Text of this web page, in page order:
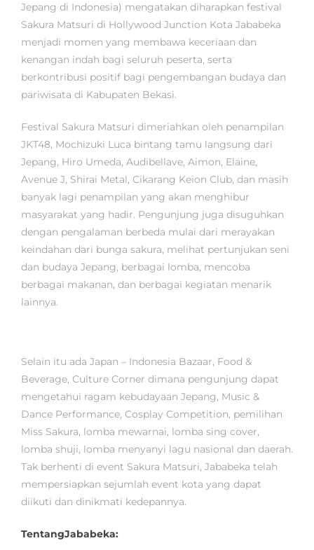
Jepang di Indonesia) mengatakan diharapkan festival
Sakura Matsuri di Hollywood Junction Kota Jababeka
menjadi momen yang membawa keceriaan dan
kenangan indah bagi seluruh peserta, serta
berkontribusi positif bagi pengembangan budaya dan
pariwisata di Kabupaten Bekasi.
Festival Sakura Matsuri dimeriahkan oleh penampilan
JKT48, Mochizuki Luca bintang tamu langsung dari
Jepang, Hiro Umeda, Audibellave, Aimon, Elaine,
Avenue J, Shirai Metal, Cikarang Keion Club, dan masih
banyak lagi penampilan yang akan menghibur
masyarakat yang hadir. Pengunjung juga disuguhkan
dengan pengalaman berbeda mulai dari merayakan
keindahan dari bunga sakura, melihat pertunjukan seni
dan budaya Jepang, berbagai lomba, mencoba
berbagai makanan, dan berbagai kegiatan menarik
lainnya.
Selain itu ada Japan – Indonesia Bazaar, Food &
Beverage, Culture Corner dimana pengunjung dapat
mengetahui ragam kebudayaan Jepang, Music &
Dance Performance, Cosplay Competition, pemilihan
Miss Sakura, lomba mewarnai, lomba sing cover,
lomba shuji, lomba menyanyi lagu nasional dan daerah.
Tak berhenti di event Sakura Matsuri, Jababeka telah
mempersiapkan sejumlah event kota yang dapat
diikuti dan dinikmati kedepannya.
TentangJababeka: